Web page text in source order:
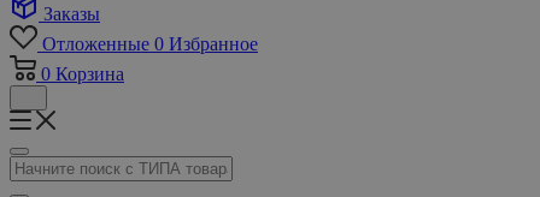
Заказы
Отложенные 0 Избранное
0 Корзина